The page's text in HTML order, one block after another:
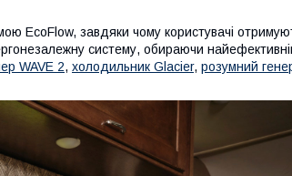
EcoFlow, завдяки чому користувачі
систему, обираючи
WAVE 2, холодильник Glacier, розумний